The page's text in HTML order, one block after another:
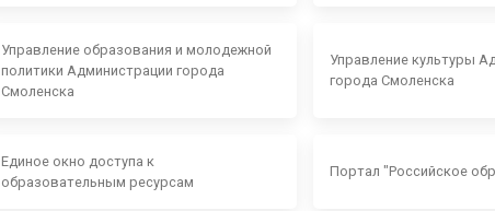
Управление образования и молодежной
политики Администрации города
Смоленска
Управление культуры
города Смоленска
Единое окно доступа к
образовательным ресурсам
Портал "Российское